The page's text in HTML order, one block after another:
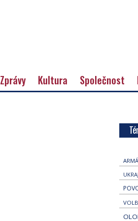
Zprávy Kultura Společnost